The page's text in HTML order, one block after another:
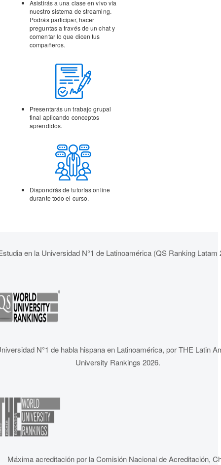
Asistirás a una clase en vivo vía
nuestro sistema de streaming.
Podrás participar, hacer
preguntas a través de un chat y
comentar lo que dicen tus
compañeros.
Presentarás un trabajo grupal
final aplicando conceptos
aprendidos.
Dispondrás de tutoríasonline
durante todo el curso.
en la Universidad N°1 de Latinoamérica (QS Ranking Latam
N°1 de habla hispana en Latinoamérica, por THE Latin
University Rankings 2026.
Máxima acreditación por la Comisión Nacional de Acreditación,